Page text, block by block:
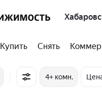
Купить Снять
4+ комн.